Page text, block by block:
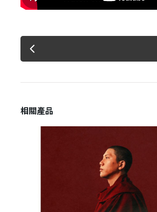
忘記密碼？
只要再完成幾個步驟，即可完成帳號的註冊程序，
相關產品